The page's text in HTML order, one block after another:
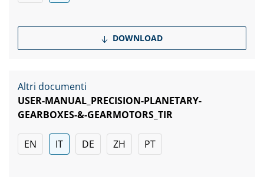
DOWNLOAD
Altri documenti
USER-MANUAL_PRECISION-PLANETARY-
GEARBOXES-&-GEARMOTORS_TIR
EN IT DE ZH PT